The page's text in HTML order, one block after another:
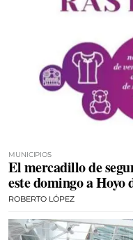
MUNICIPIOS
El mercadillo de
este domingo a Hoyo
ROBERTO LÓPEZ